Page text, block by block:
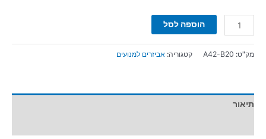
הוספה לסל
מק"ט: A42-B20 קטגוריה: אביזרים למנועים
תיאור